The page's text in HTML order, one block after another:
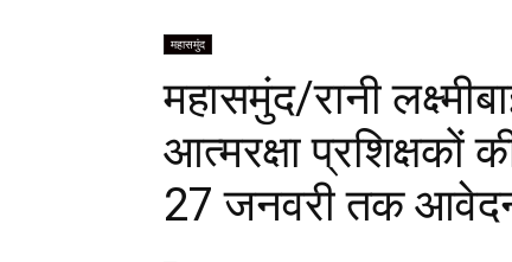
महासमुंद
महासमुंद/रानी
आत्मरक्षा प्रशिक्षकों
27 जनवरी तक